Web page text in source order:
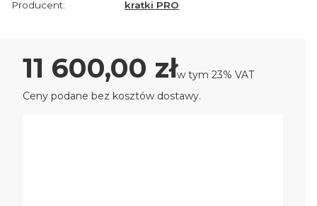
Producent:
kratki PRO
Cena
11 600,00 złw tym 23% VAT
w tym 23% VAT
Ceny podane bez kosztów dostawy.